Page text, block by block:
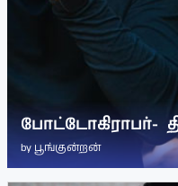
போட்டோகிராபர்-
by பூங்குன்றன்